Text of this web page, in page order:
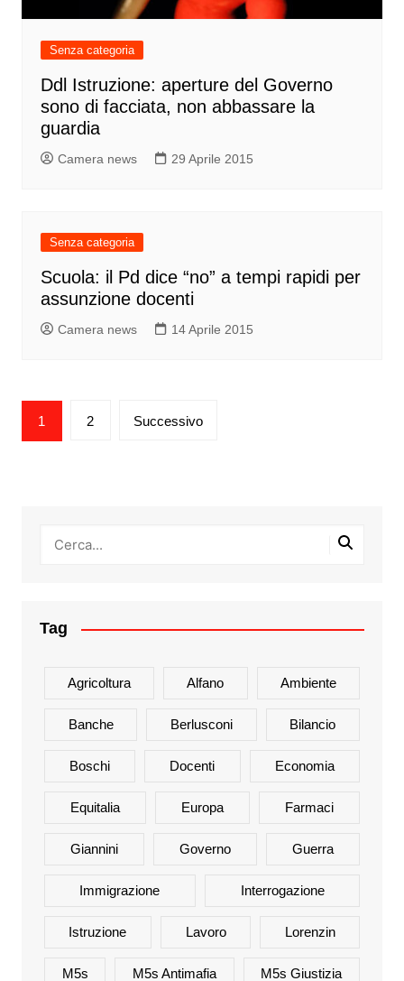
Senza categoria
Ddl Istruzione: aperture del Governo
sono di facciata, non abbassare la
guardia
Camera news 29 Aprile 2015
Senza categoria
Scuola: il Pd dice “no” a tempi rapidi per
assunzione docenti
Camera news 14 Aprile 2015
Paginazione
degli
1 2 Successivo
Tag
Agricoltura Alfano Ambiente
Banche Berlusconi Bilancio
Boschi Docenti Economia
Equitalia Europa Farmaci
Giannini Governo Guerra
Immigrazione Interrogazione
Istruzione Lavoro Lorenzin
M5s M5s Antimafia M5s Giustizia